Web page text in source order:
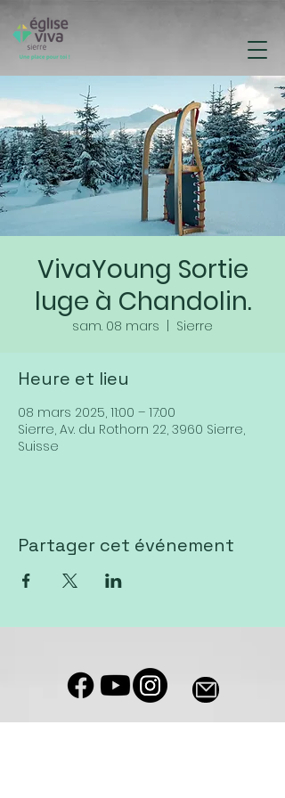
VivaYoung Sortie
luge à Chandolin.
sam. 08 mars Sierre
Heure et lieu
08 mars 2025, 11:00 – 17:00
Sierre, Av. du Rothorn 22, 3960 Sierre,
Suisse
Partager cet événement